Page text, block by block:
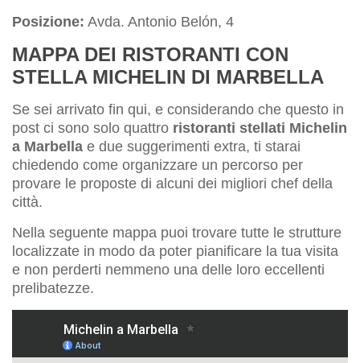
Posizione: Avda. Antonio Belón, 4
MAPPA DEI RISTORANTI CON
STELLA MICHELIN DI MARBELLA
Se sei arrivato fin qui, e considerando che questo in
post ci sono solo quattro ristoranti stellati Michelin
a Marbella e due suggerimenti extra, ti starai
chiedendo come organizzare un percorso per
provare le proposte di alcuni dei migliori chef della
città.
Nella seguente mappa puoi trovare tutte le strutture
localizzate in modo da poter pianificare la tua visita
e non perderti nemmeno una delle loro eccellenti
prelibatezze.